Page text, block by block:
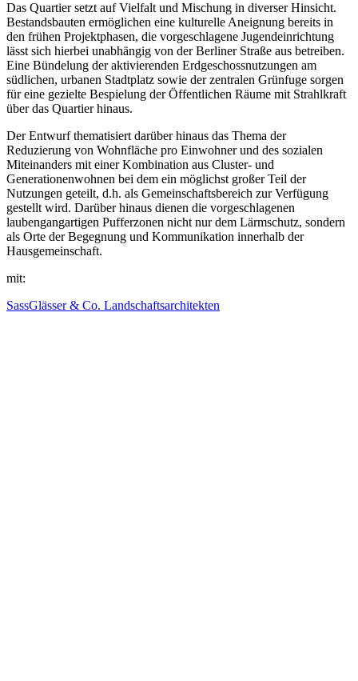
Das Quartier setzt auf Vielfalt und Mischung in diverser Hinsicht.
Bestandsbauten ermöglichen eine kulturelle Aneignung bereits in
den frühen Projektphasen, die vorgeschlagene Jugendeinrichtung
lässt sich hierbei unabhängig von der Berliner Straße aus betreiben.
Eine Bündelung der aktivierenden Erdgeschossnutzungen am
südlichen, urbanen Stadtplatz sowie der zentralen Grünfuge sorgen
für eine gezielte Bespielung der Öffentlichen Räume mit Strahlkraft
über das Quartier hinaus.
Der Entwurf thematisiert darüber hinaus das Thema der
Reduzierung von Wohnfläche pro Einwohner und des sozialen
Miteinanders mit einer Kombination aus Cluster- und
Generationenwohnen bei dem ein möglichst großer Teil der
Nutzungen geteilt, d.h. als Gemeinschaftsbereich zur Verfügung
gestellt wird. Darüber hinaus dienen die vorgeschlagenen
laubengangartigen Pufferzonen nicht nur dem Lärmschutz, sondern
als Orte der Begegnung und Kommunikation innerhalb der
Hausgemeinschaft.
mit:
SassGlässer & Co. Landschaftsarchitekten